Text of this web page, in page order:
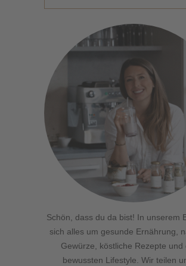
Schön, dass du da bist! In unserem
sich alles um gesunde Ernährung,
Gewürze, köstliche Rezepte und
bewussten Lifestyle. Wir teilen